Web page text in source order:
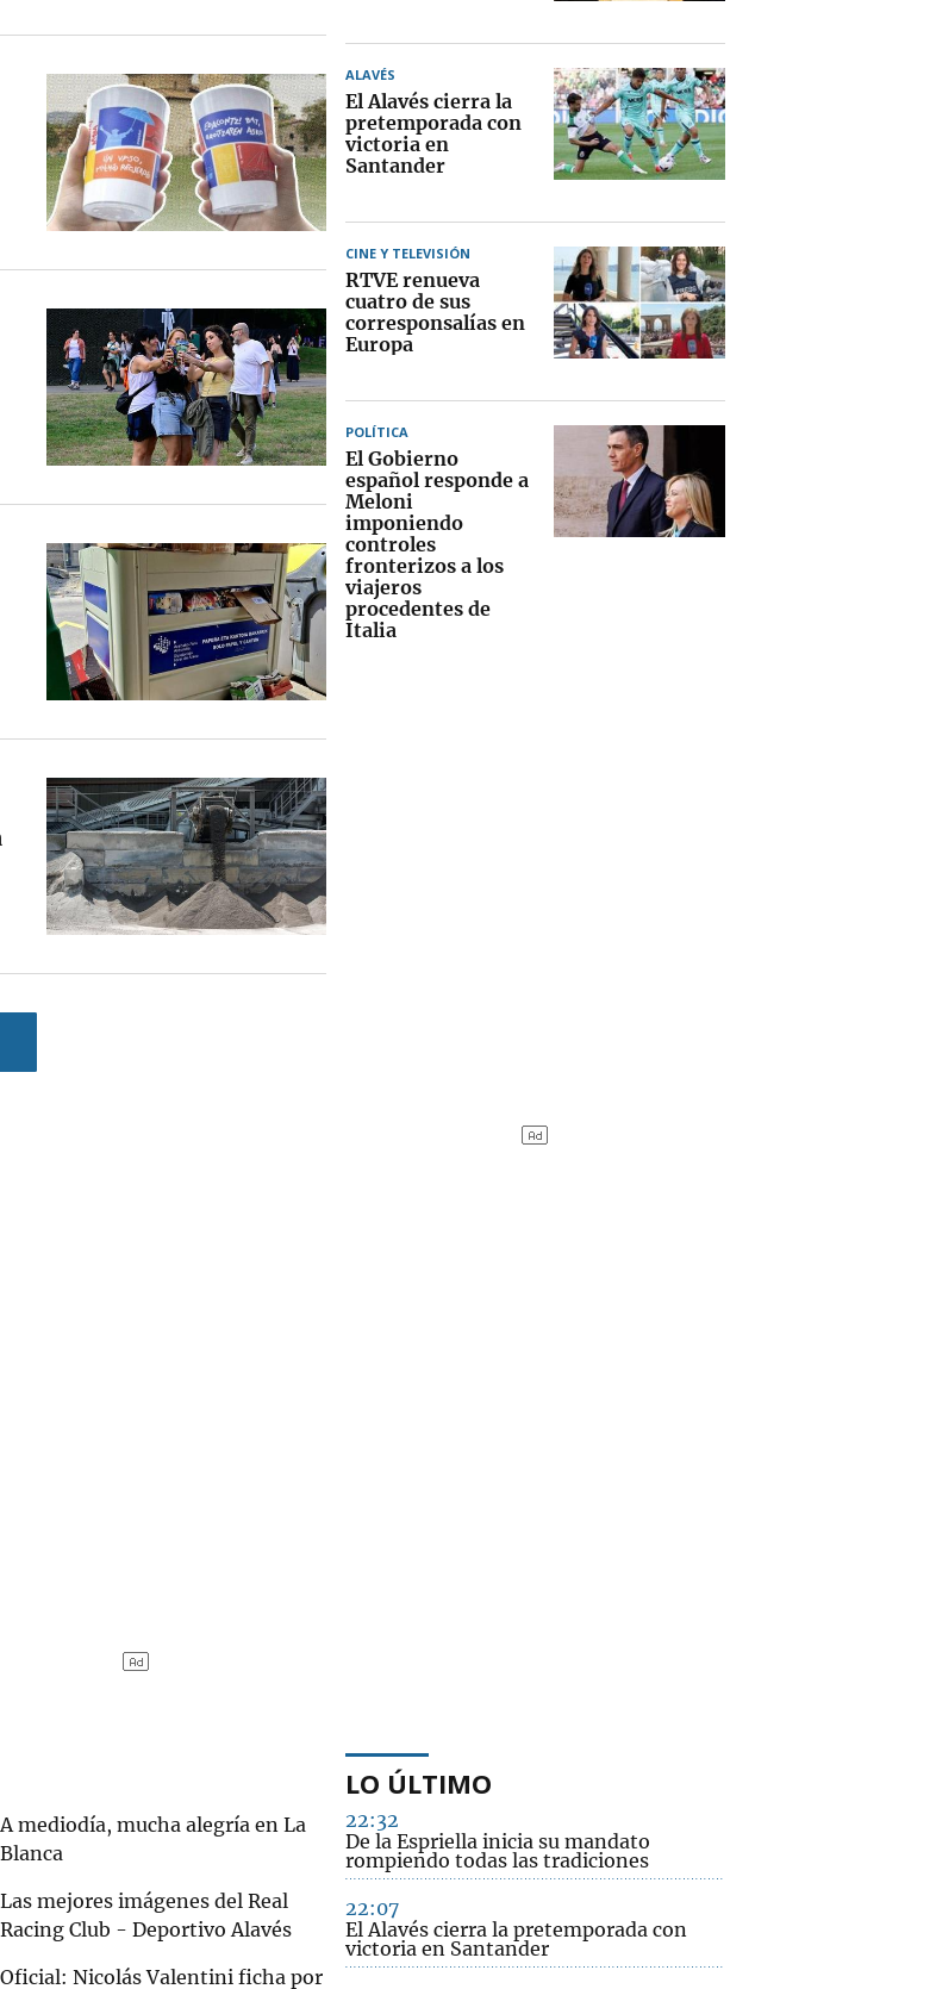
ALAVÉS
El Alavés cierra la
pretemporada con
victoria en
Santander
CINE Y TELEVISIÓN
RTVE renueva
cuatro de sus
corresponsalías en
Europa
POLÍTICA
El Gobierno
español responde a
Meloni
imponiendo
controles
fronterizos a los
viajeros
procedentes de
Italia
A mediodía, mucha alegría en La
Blanca
Las mejores imágenes del Real
Racing Club - Deportivo Alavés
Oficial: Nicolás Valentini ficha por
LO ÚLTIMO
22:32
De la Espriella inicia su mandato
rompiendo todas las tradiciones
22:07
El Alavés cierra la pretemporada con
victoria en Santander